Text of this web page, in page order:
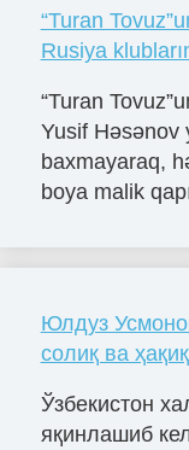
“Turan
Rusiya
“Turan
Yusif Həsənov
baxmayaraq,
boya malik
Юлдуз
солиқ ва
Ўзбекистон
яқинлашиб